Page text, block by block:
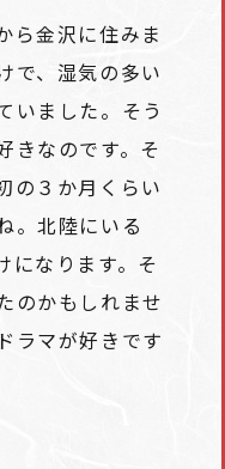
ら金沢に住みま
で、湿気の多い
いました。そう
きなのです。そ
の３か月くらい
。北陸にいる
になります。そ
のかもしれませ
ラマが好きです